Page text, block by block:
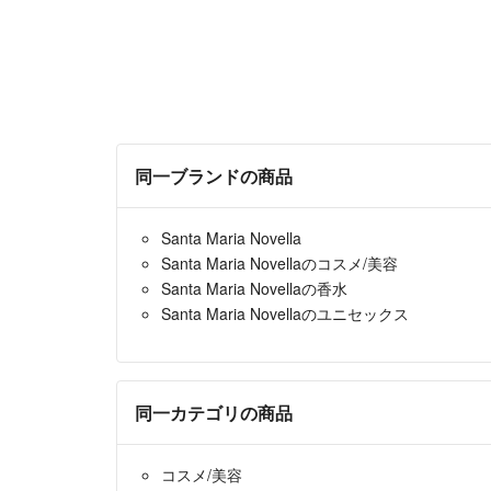
同一ブランドの商品
Santa Maria Novella
Santa Maria Novellaのコスメ/美容
Santa Maria Novellaの香水
Santa Maria Novellaのユニセックス
同一カテゴリの商品
コスメ/美容